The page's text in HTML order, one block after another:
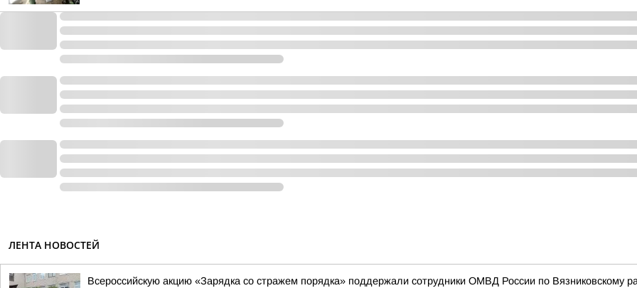
ЛЕНТА НОВОСТЕЙ
Всероссийскую акцию «Зарядка со стражем порядка» поддержали сотрудники ОМВД России по Вязниковскому